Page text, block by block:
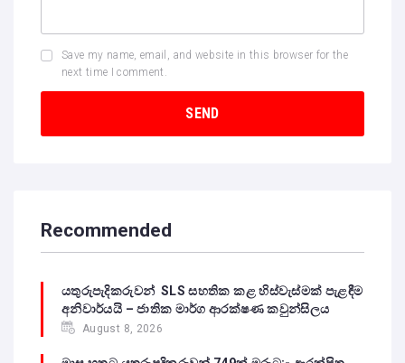
Save my name, email, and website in this browser for the
next time I comment.
Recommended
යතුරුපැදිකරුවන් SLS සහතික කළ හිස්වැස්මක් පැළඳීම
අනිවාර්යයි – ජාතික මාර්ග ආරක්ෂණ කවුන්සිලය
August 8, 2026